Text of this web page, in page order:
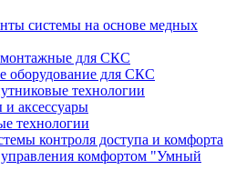
системы на основе медных
для СКС
оборудование для СКС
технологии
аксессуары
технологии
контроля доступа и комфорта
комфортом "Умный